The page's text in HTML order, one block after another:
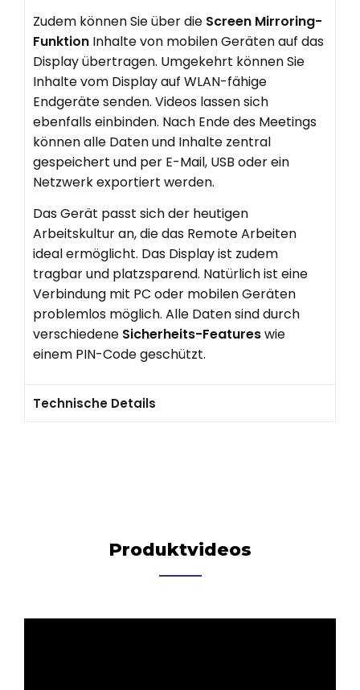
Zudem können Sie über die Screen Mirroring-
Funktion Inhalte von mobilen Geräten auf das
Display übertragen. Umgekehrt können Sie
Inhalte vom Display auf WLAN-fähige
Endgeräte senden. Videos lassen sich
ebenfalls einbinden. Nach Ende des Meetings
können alle Daten und Inhalte zentral
gespeichert und per E-Mail, USB oder ein
Netzwerk exportiert werden.
Das Gerät passt sich der heutigen
Arbeitskultur an, die das Remote Arbeiten
ideal ermöglicht. Das Display ist zudem
tragbar und platzsparend. Natürlich ist eine
Verbindung mit PC oder mobilen Geräten
problemlos möglich. Alle Daten sind durch
verschiedene Sicherheits-Featureswie
einem PIN-Code geschützt.
Technische Details
Produktvideos